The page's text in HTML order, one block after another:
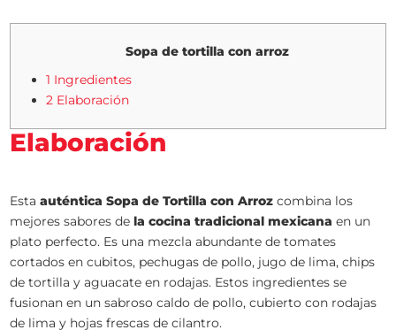
Sopa de tortilla con arroz
1 Ingredientes
2 Elaboración
Elaboración
Estaauténtica Sopa de Tortilla con Arroz combina los
mejores sabores dela cocina tradicional mexicana en un
plato perfecto. Es una mezcla abundante de tomates
cortados en cubitos, pechugas de pollo, jugo de lima, chips
de tortilla y aguacate en rodajas. Estos ingredientes se
fusionan en un sabroso caldo de pollo, cubierto con rodajas
de lima y hojas frescas de cilantro.